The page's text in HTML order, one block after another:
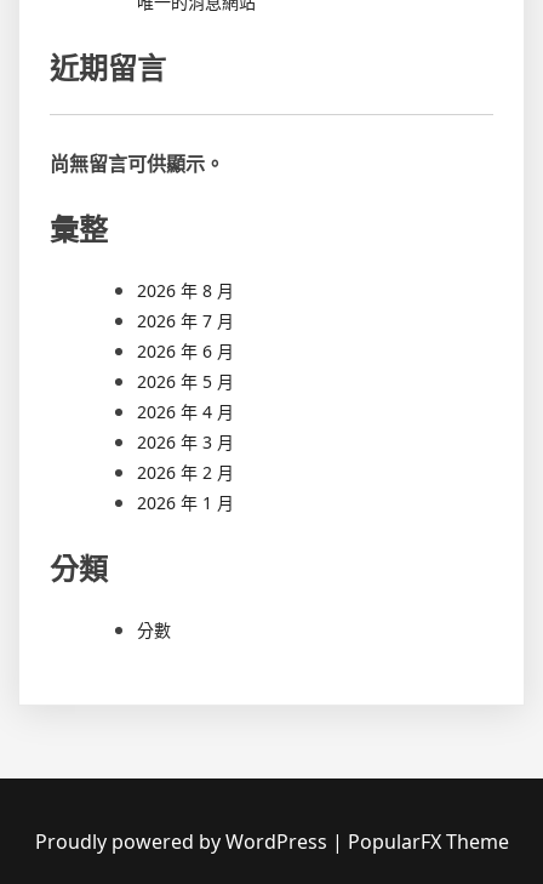
近期留言
尚無留言可供顯示。
彙整
2026 年 8 月
2026 年 7 月
2026 年 6 月
2026 年 5 月
2026 年 4 月
2026 年 3 月
2026 年 2 月
2026 年 1 月
分類
分數
Proudly powered by WordPress | PopularFX Theme